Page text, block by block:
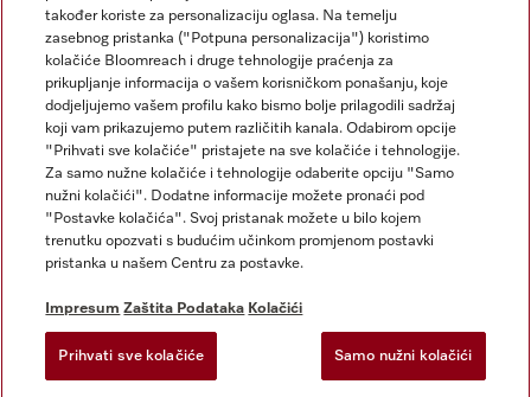
Impresum
Opći uvjeti
Zaštita podataka
Uvjeti Korištenja
Izjava o pristupačnosti
Zakon o digitalnim uslugama
Postavke kolačića
također koriste za personalizaciju oglasa. Na temelju
zasebnog pristanka ("Potpuna personalizacija") koristimo
kolačiće Bloomreach i druge tehnologije praćenja za
prikupljanje informacija o vašem korisničkom ponašanju, koje
dodjeljujemo vašem profilu kako bismo bolje prilagodili sadržaj
koji vam prikazujemo putem različitih kanala. Odabirom opcije
"Prihvati sve kolačiće" pristajete na sve kolačiće i tehnologije.
Za samo nužne kolačiće i tehnologije odaberite opciju "Samo
nužni kolačići". Dodatne informacije možete pronaći pod
"Postavke kolačića". Svoj pristanak možete u bilo kojem
trenutku opozvati s budućim učinkom promjenom postavki
pristanka u našem Centru za postavke.
Impresum Zaštita Podataka Kolačići
Prihvati sve kolačiće Samo nužni kolačići